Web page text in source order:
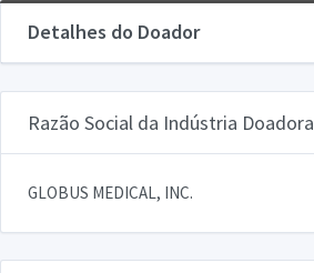
Detalhes do Doador
Razão Social da Indústria Doadora
GLOBUS MEDICAL, INC.